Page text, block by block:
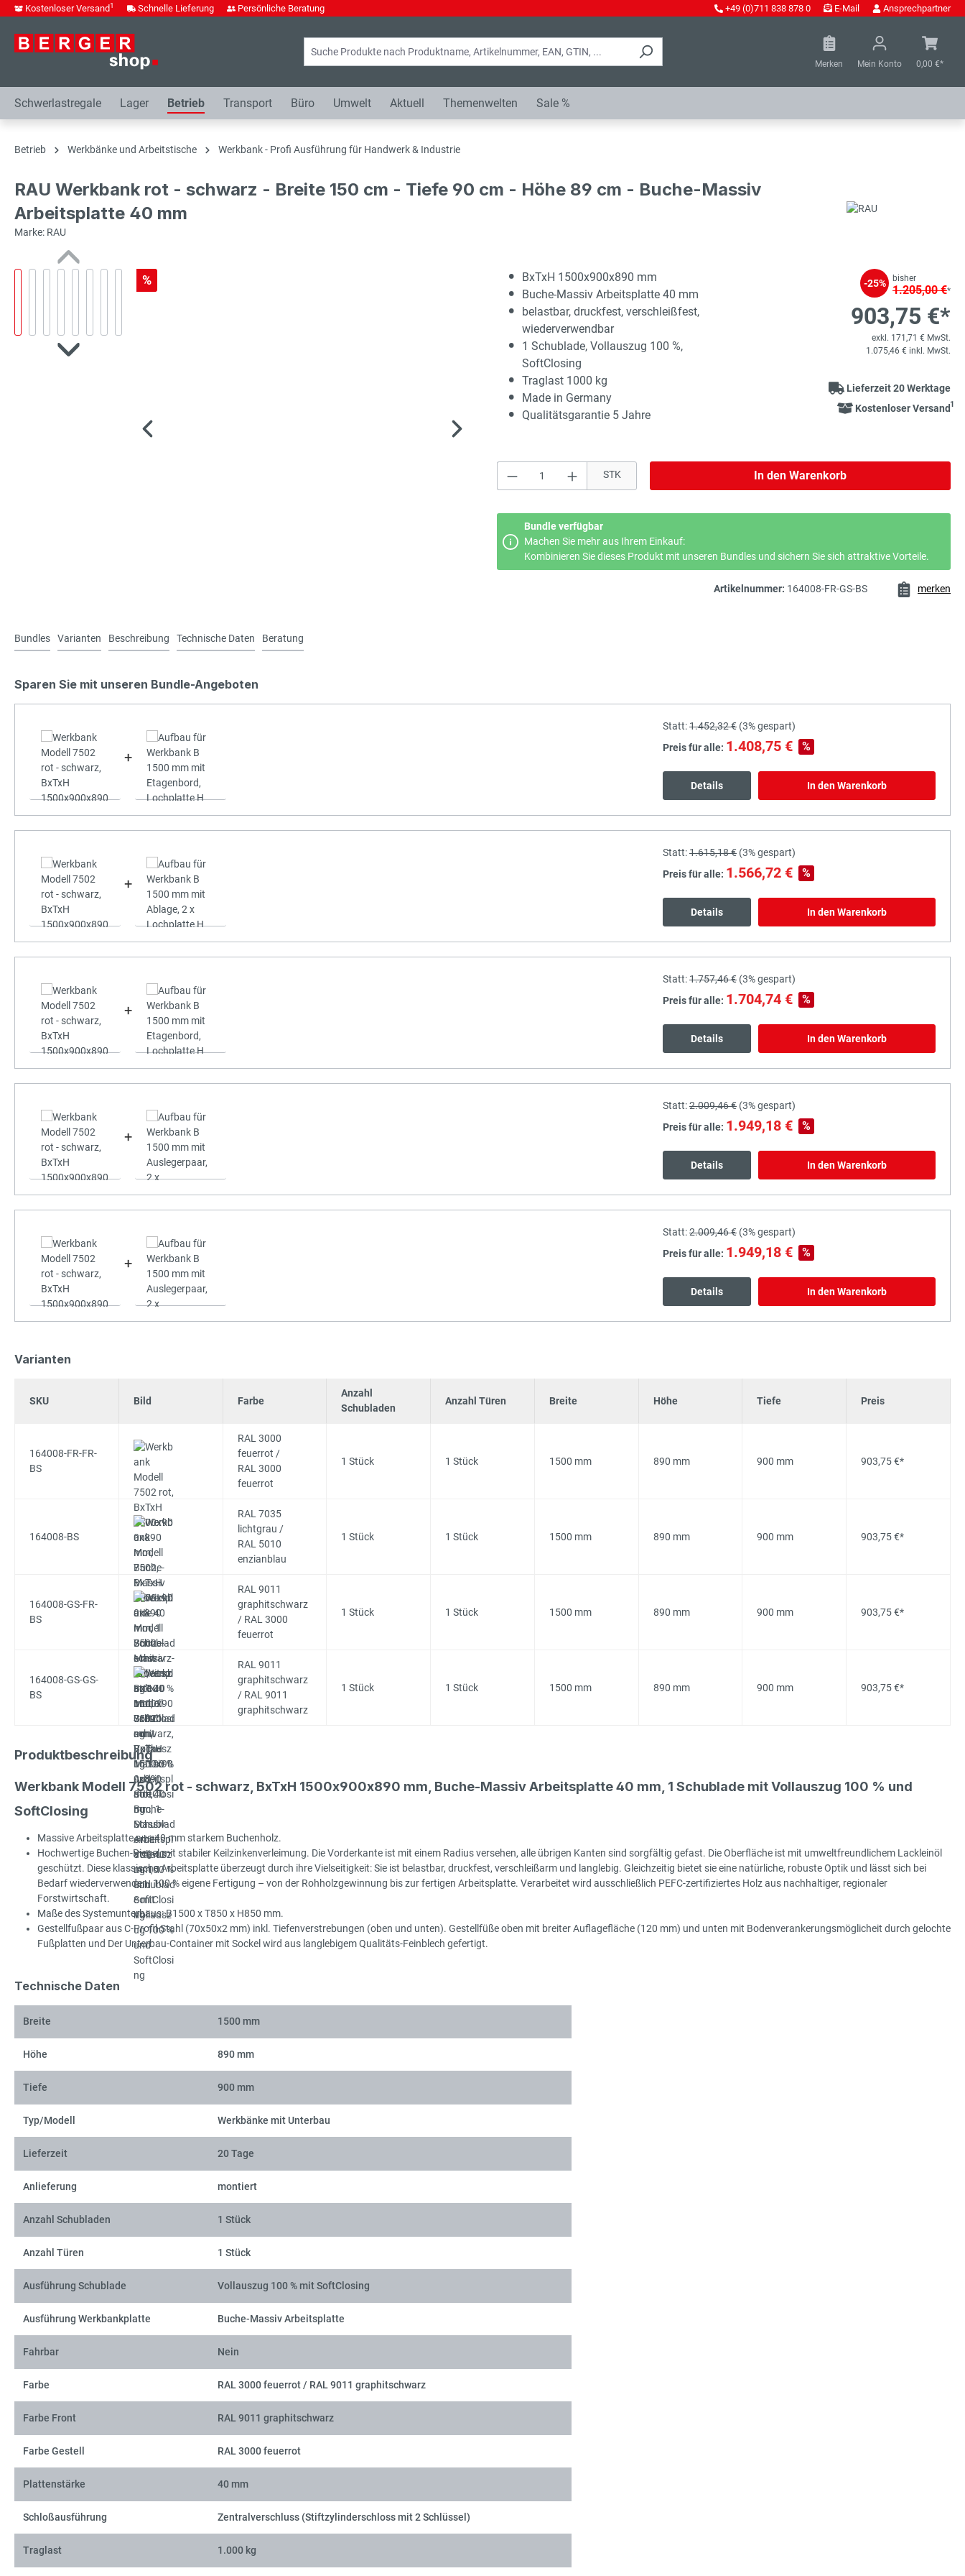
Zur Hauptnavigation springen
Kostenloser Versand1 Schnelle Lieferung Persönliche Beratung +49 (0)711 838 878 0 E-Mail Ansprechpartner
Merken Mein Konto 0,00 €*
Schwerlastregale Lager Betrieb Transport Büro Umwelt Aktuell Themenwelten Sale %
Betrieb Werkbänke und Arbeitstische Werkbank - Profi Ausführung für Handwerk & Industrie
RAU Werkbank rot - schwarz - Breite 150 cm - Tiefe 90 cm - Höhe 89 cm - Buche-Massiv
Arbeitsplatte 40 mm
Marke: RAU
%
BxTxH 1500x900x890 mm
Buche-Massiv Arbeitsplatte 40 mm
belastbar, druckfest, verschleißfest,
wiederverwendbar
1 Schublade, Vollauszug 100 %,
SoftClosing
Traglast 1000 kg
Made in Germany
Qualitätsgarantie 5 Jahre
-25% bisher
1.205,00 €*
903,75 €*
exkl. 171,71 € MwSt.
1.075,46 € inkl. MwSt.
Lieferzeit 20 Werktage
Kostenloser Versand1
Produkt Anzahl: Gib den gewünschten Wert ein oder
STK In den Warenkorb
Bundle verfügbar
Machen Sie mehr aus Ihrem Einkauf:
Kombinieren Sie dieses Produkt mit unseren Bundles und sichern Sie sich attraktive Vorteile.
Artikelnummer: 164008-FR-GS-BS merken
Bundles Varianten Beschreibung Technische Daten Beratung
Sparen Sie mit unseren Bundle-Angeboten
+
Statt:1.452,32 € (3%gespart)
Preis für alle: 1.408,75 € %
Details In den Warenkorb
+
Statt:1.615,18 € (3%gespart)
Preis für alle: 1.566,72 € %
Details In den Warenkorb
+
Statt:1.757,46 € (3%gespart)
Preis für alle: 1.704,74 € %
Details In den Warenkorb
+
Statt:2.009,46 € (3%gespart)
Preis für alle: 1.949,18 € %
Details In den Warenkorb
+
Statt:2.009,46 € (3%gespart)
Preis für alle: 1.949,18 € %
Details In den Warenkorb
Varianten
SKU Bild Farbe
Anzahl
Schubladen
Anzahl Türen Breite Höhe Tiefe Preis
164008-FR-FR-
BS
RAL 3000
feuerrot /
RAL 3000
feuerrot
1 Stück 1 Stück 1500 mm 890 mm 900 mm 903,75 €*
164008-BS
RAL 7035
lichtgrau /
RAL 5010
enzianblau
1 Stück 1 Stück 1500 mm 890 mm 900 mm 903,75 €*
164008-GS-FR-
BS
RAL 9011
graphitschwarz
/ RAL 3000
feuerrot
1 Stück 1 Stück 1500 mm 890 mm 900 mm 903,75 €*
164008-GS-GS-
BS
RAL 9011
graphitschwarz
/ RAL 9011
graphitschwarz
1 Stück 1 Stück 1500 mm 890 mm 900 mm 903,75 €*
Produktbeschreibung
Werkbank Modell 7502 rot - schwarz, BxTxH 1500x900x890 mm, Buche-Massiv Arbeitsplatte 40 mm, 1 Schublade mit Vollauszug 100 % und
SoftClosing
Massive Arbeitsplatte aus 40 mm starkem Buchenholz.
Hochwertige Buchen-Riegel mit stabiler Keilzinkenverleimung. Die Vorderkante ist mit einem Radius versehen, alle übrigen Kanten sind sorgfältig gefast. Die Oberfläche ist mit umweltfreundlichem Lackleinöl
geschützt. Diese klassische Arbeitsplatte überzeugt durch ihre Vielseitigkeit: Sie ist belastbar, druckfest, verschleißarm und langlebig. Gleichzeitig bietet sie eine natürliche, robuste Optik und lässt sich bei
Bedarf wiederverwenden. 100 % eigene Fertigung – von der Rohholzgewinnung bis zur fertigen Arbeitsplatte. Verarbeitet wird ausschließlich PEFC-zertifiziertes Holz aus nachhaltiger, regionaler
Forstwirtschaft.
Maße des Systemunterbaus: B1500 x T850 x H850 mm.
Gestellfußpaar aus C-Profil-Stahl (70x50x2 mm) inkl. Tiefenverstrebungen (oben und unten). Gestellfüße oben mit breiter Auflagefläche (120 mm) und unten mit Bodenverankerungsmöglicheit durch gelochte
Fußplatten und Der Unterbau-Container mit Sockel wird aus langlebigem Qualitäts-Feinblech gefertigt.
Technische Daten
Breite 1500 mm
Höhe 890 mm
Tiefe 900 mm
Typ/Modell Werkbänke mit Unterbau
Lieferzeit 20 Tage
Anlieferung montiert
Anzahl Schubladen 1 Stück
Anzahl Türen 1 Stück
Ausführung Schublade Vollauszug 100 % mit SoftClosing
Ausführung Werkbankplatte Buche-Massiv Arbeitsplatte
Fahrbar Nein
Farbe RAL 3000 feuerrot / RAL 9011 graphitschwarz
Farbe Front RAL 9011 graphitschwarz
Farbe Gestell RAL 3000 feuerrot
Plattenstärke 40 mm
Schloßausführung Zentralverschluss (Stiftzylinderschloss mit 2 Schlüssel)
Traglast 1.000 kg